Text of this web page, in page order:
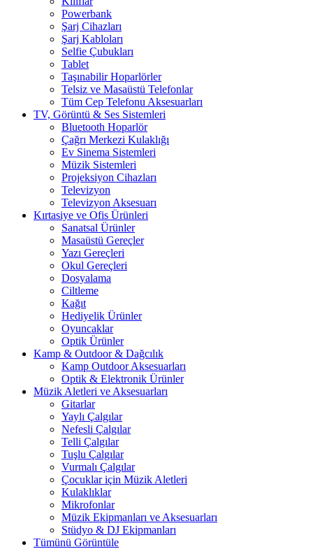
Powerbank
Şarj Cihazları
Şarj Kabloları
Selfie Çubukları
Tablet
Taşınabilir Hoparlörler
Telsiz ve Masaüstü Telefonlar
Tüm Cep Telefonu Aksesuarları
TV, Görüntü & Ses Sistemleri
Bluetooth Hoparlör
Çağrı Merkezi Kulaklığı
Ev Sinema Sistemleri
Müzik Sistemleri
Projeksiyon Cihazları
Televizyon
Televizyon Aksesuarı
Kırtasiye ve Ofis Ürünleri
Sanatsal Ürünler
Masaüstü Gereçler
Yazı Gereçleri
Okul Gereçleri
Dosyalama
Ciltleme
Kağıt
Hediyelik Ürünler
Oyuncaklar
Optik Ürünler
Kamp & Outdoor & Dağcılık
Kamp Outdoor Aksesuarları
Optik & Elektronik Ürünler
Müzik Aletleri ve Aksesuarları
Gitarlar
Yaylı Çalgılar
Nefesli Çalgılar
Telli Çalgılar
Tuşlu Çalgılar
Vurmalı Çalgılar
Çocuklar için Müzik Aletleri
Kulaklıklar
Mikrofonlar
Müzik Ekipmanları ve Aksesuarları
Stüdyo & DJ Ekipmanları
Tümünü Görüntüle